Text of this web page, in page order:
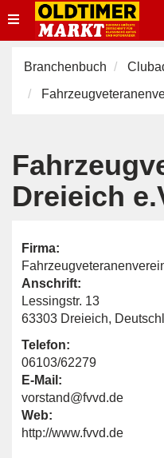
Toggle
navigation
Branchenbuch
Dreieich
Firma:
Anschrift:
Lessingstr. 13
63303 Dreieich,
Telefon:
06103/62279
E-Mail:
vorstand@fvvd.de
Web:
http://www.fvvd.de